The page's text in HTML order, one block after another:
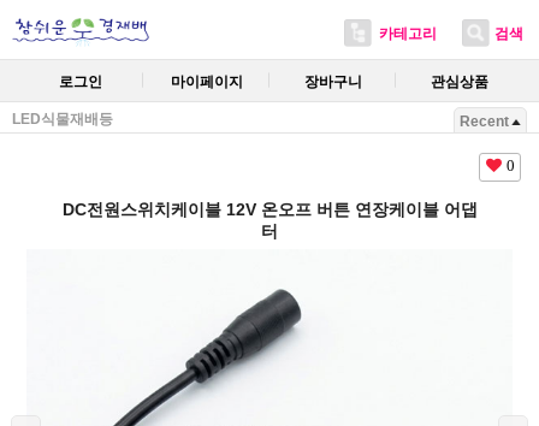
카테고리 검색
로그인 마이페이지 장바구니 관심상품
LED식물재배등 Recent
0
DC전원스위치케이블 12V 온오프 버튼 연장케이블 어댑
터